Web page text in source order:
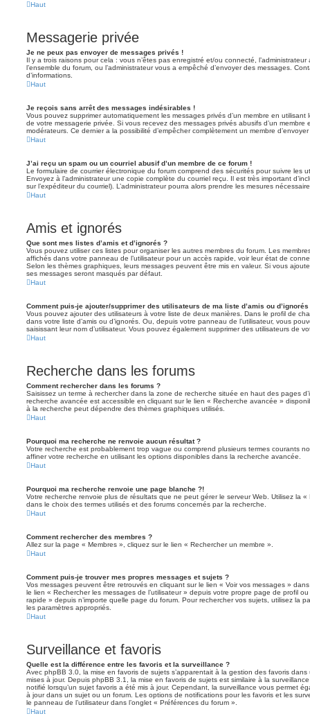
Haut
Messagerie privée
Je ne peux pas envoyer de messages privés !
Il y a trois raisons pour cela : vous n’êtes pas enregistré et/ou connecté,
l’ensemble du forum, ou l’administrateur vous a empêché d’envoyer des messages.
d’informations.
Haut
Je reçois sans arrêt des messages indésirables !
Vous pouvez supprimer automatiquement les messages privés d’un membre en
de votre messagerie privée. Si vous recevez des messages privés abusifs d’un membre
modérateurs. Ce dernier a la possibilité d’empêcher complètement un membre
Haut
J’ai reçu un spam ou un courriel abusif d’un membre de ce forum !
Le formulaire de courrier électronique du forum comprend des sécurités pour suivre les
Envoyez à l’administrateur une copie complète du courriel reçu. Il est très important
sur l’expéditeur du courriel). L’administrateur pourra alors prendre les mesures
Haut
Amis et ignorés
Que sont mes listes d’amis et d’ignorés ?
Vous pouvez utiliser ces listes pour organiser les autres membres du forum. Les
affichés dans votre panneau de l’utilisateur pour un accès rapide, voir leur état de
Selon les thèmes graphiques, leurs messages peuvent être mis en valeur. Si vous
ses messages seront masqués par défaut.
Haut
Comment puis-je ajouter/supprimer des utilisateurs de ma liste d’amis ou d’ignorés
Vous pouvez ajouter des utilisateurs à votre liste de deux manières. Dans le profil de
dans votre liste d’amis ou d’ignorés. Ou, depuis votre panneau de l’utilisateur, vous
saisissant leur nom d’utilisateur. Vous pouvez également supprimer des utilisateurs de
Haut
Recherche dans les forums
Comment rechercher dans les forums ?
Saisissez un terme à rechercher dans la zone de recherche située en haut des pages
recherche avancée est accessible en cliquant sur le lien « Recherche avancée »
à la recherche peut dépendre des thèmes graphiques utilisés.
Haut
Pourquoi ma recherche ne renvoie aucun résultat ?
Votre recherche est probablement trop vague ou comprend plusieurs termes courants
affiner votre recherche en utilisant les options disponibles dans la recherche avancée.
Haut
Pourquoi ma recherche renvoie une page blanche ?!
Votre recherche renvoie plus de résultats que ne peut gérer le serveur Web. Utilisez la
dans le choix des termes utilisés et des forums concernés par la recherche.
Haut
Comment rechercher des membres ?
Allez sur la page « Membres », cliquez sur le lien « Rechercher un membre ».
Haut
Comment puis-je trouver mes propres messages et sujets ?
Vos messages peuvent être retrouvés en cliquant sur le lien « Voir vos messages »
le lien « Rechercher les messages de l’utilisateur » depuis votre propre page de profil
rapide » depuis n’importe quelle page du forum. Pour rechercher vos sujets, utilisez la
les paramètres appropriés.
Haut
Surveillance et favoris
Quelle est la différence entre les favoris et la surveillance ?
Avec phpBB 3.0, la mise en favoris de sujets s’apparentait à la gestion des favoris
mises à jour. Depuis phpBB 3.1, la mise en favoris de sujets est similaire à la
notifié lorsqu’un sujet favoris a été mis à jour. Cependant, la surveillance vous permet
à jour dans un sujet ou un forum. Les options de notifications pour les favoris et les
le panneau de l’utilisateur dans l’onglet « Préférences du forum ».
Haut